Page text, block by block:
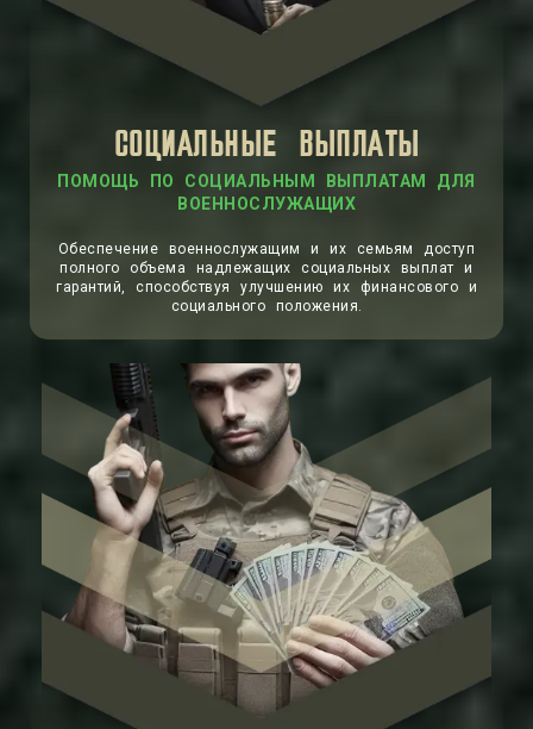
СОЦИАЛЬНЫЕ ВЫПЛАТЫ
ПОМОЩЬ ПО СОЦИАЛЬНЫМ ВЫПЛАТАМ ДЛЯ
ВОЕННОСЛУЖАЩИХ
Обеспечение военнослужащим и их семьям доступ
полного объема надлежащих социальных выплат и
гарантий, способствуя улучшению их финансового и
социального положения.